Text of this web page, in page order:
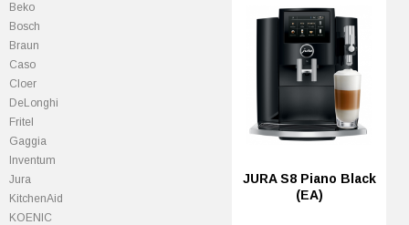
Beko
Bosch
Braun
Caso
Cloer
DeLonghi
Fritel
Gaggia
Inventum
Jura
KitchenAid
KOENIC
JURA S8 Piano Black
(EA)